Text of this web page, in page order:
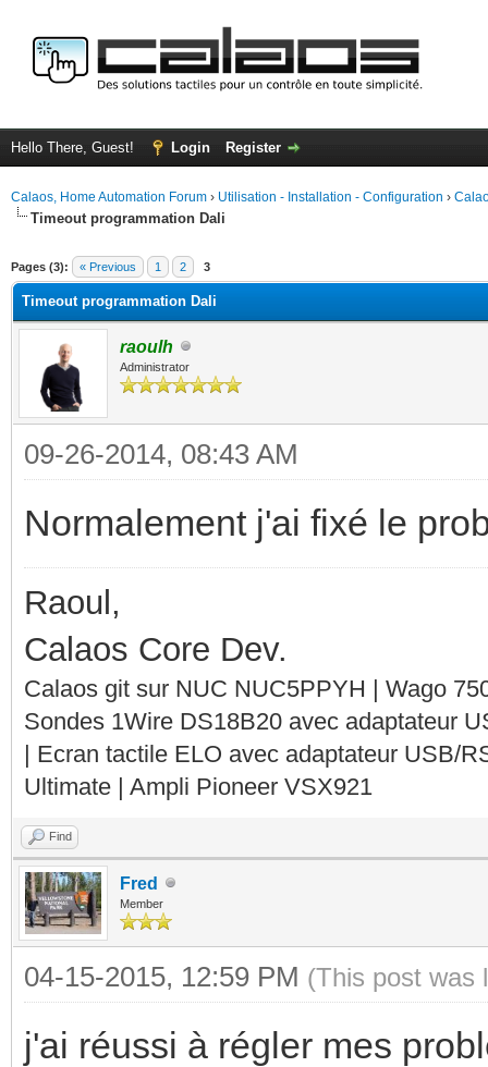
Hello There, Guest! Login Register
Calaos, Home Automation Forum › Utilisation - Installation - Configuration ›
Timeout programmation Dali
Pages (3): « Previous 1 2 3
Timeout programmation Dali
raoulh
Administrator
09-26-2014, 08:43 AM
Normalement j'ai fixé le
Raoul,
Calaos Core Dev.
Calaos git sur NUC NUC5PPYH | Wago
Sondes 1Wire DS18B20 avec adaptateur
| Ecran tactile ELO avec adaptateur USB/
Ultimate | Ampli Pioneer VSX921
Find
Fred
Member
04-15-2015, 12:59 PM (This post was
j'ai réussi à régler mes